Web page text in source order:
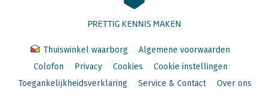
PRETTIG KENNIS MAKEN
Thuiswinkel waarborg
Algemene voorwaarden
Colofon
Privacy Cookies
Cookie instellingen
Toegankelijkheidsverklaring
Service & Contact Over ons